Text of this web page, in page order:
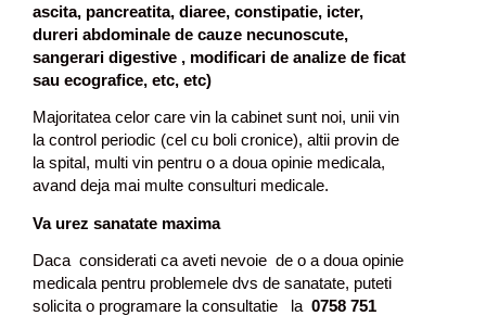
ascita, pancreatita, diaree, constipatie, icter,
dureri abdominale de cauze necunoscute,
sangerari digestive , modificari de analize de ficat
sau ecografice, etc, etc)
Majoritatea celor care vin la cabinet sunt noi, unii vin
la control periodic (cel cu boli cronice), altii provin de
la spital, multi vin pentru o a doua opinie medicala,
avand deja mai multe consulturi medicale.
Va urez sanatate maxima
Daca considerati ca aveti nevoie de o a doua opinie
medicala pentru problemele dvs de sanatate, puteti
solicita o programare la consultatie la 0758 751